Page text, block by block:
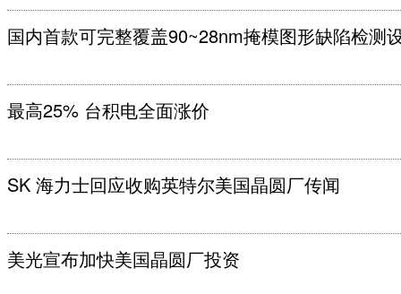
国内首款可完整覆盖90~28nm掩模图形缺陷检测
最高25% 台积电全面涨价
SK 海力士回应收购英特尔美国晶圆厂传闻
美光宣布加快美国晶圆厂投资